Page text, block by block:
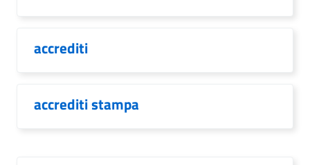
accrediti
accrediti stampa